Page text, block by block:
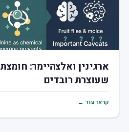
ארגינין ואלצהיימר:
שעוצרת רובדים
קראו עוד ←